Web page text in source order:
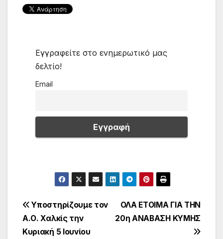
Εγγραφείτε στο ενημερωτικό μας
δελτίο!
Email
Πλοήγηση
άρθρων
ΟΛΑ ΕΤΟΙΜΑ ΓΙΑ ΤΗΝ
20η ΑΝΑΒΑΣΗ ΚΥΜΗΣ
Υποστηρίζουμε τον
Α.Ο. Χαλκίς την
Κυριακή 5 Ιουνίου